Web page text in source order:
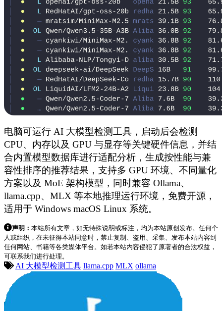
电脑可运行 AI 大模型检测工具，启动后会检测
CPU、内存以及 GPU 与显存等关键硬件信息，并结
合内置模型数据库进行适配分析，生成按性能与兼
容性排序的推荐结果，支持多 GPU 环境、不同量化
方案以及 MoE 架构模型，同时兼容 Ollama、
llama.cpp、MLX 等本地推理运行环境，免费开源，
适用于 Windows macOS Linux 系统。
声明： 本站所有文章，如无特殊说明或标注，均为本站原创发布。任何个
人或组织，在未征得本站同意时，禁止复制、盗用、采集、发布本站内容到
任何网站、书籍等各类媒体平台。如若本站内容侵犯了原著者的合法权益，
可联系我们进行处理。
AI 大模型检测工具 llama.cpp MLX ollama